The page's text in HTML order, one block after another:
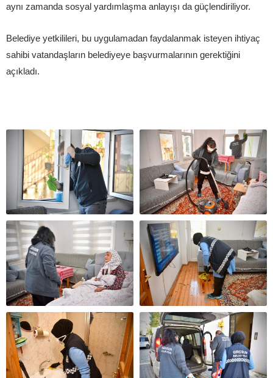
aynı zamanda sosyal yardımlaşma anlayışı da güçlendiriliyor.
Belediye yetkilileri, bu uygulamadan faydalanmak isteyen ihtiyaç
sahibi vatandaşların belediyeye başvurmalarının gerektiğini
açıkladı.